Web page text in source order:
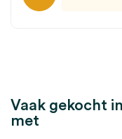
Vaak gekocht
met